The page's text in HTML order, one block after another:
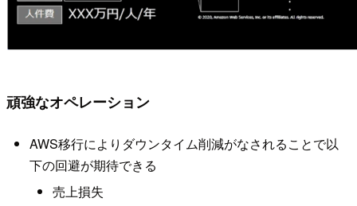
頑強なオペレーション
AWS移行によりダウンタイム削減がなされることで以
下の回避が期待できる
売上損失